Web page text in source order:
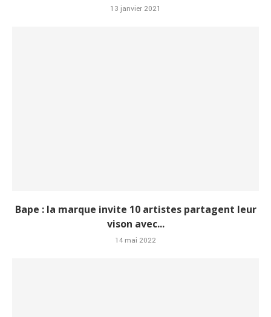
13 janvier 2021
Bape : la marque invite 10 artistes partagent leur
vison avec...
14 mai 2022